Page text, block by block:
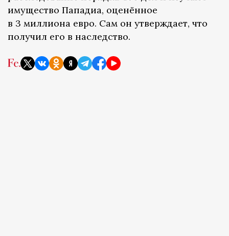
имущество Пападиа, оценённое
в 3 миллиона евро. Сам он утверждает, что
получил его в наследство.